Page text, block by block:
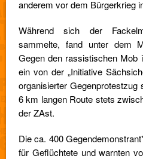
anderem vor dem Bürgerkrieg
Während sich der
sammelte, fand unter dem
Gegen den rassistischen Mob
ein von der „Initiative
organisierter
6 km langen Route stets
der ZAst.
Die ca. 400
für Geflüchtete und warnten